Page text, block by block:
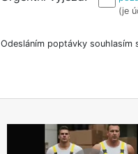
(je
Odesláním poptávky souhlasím